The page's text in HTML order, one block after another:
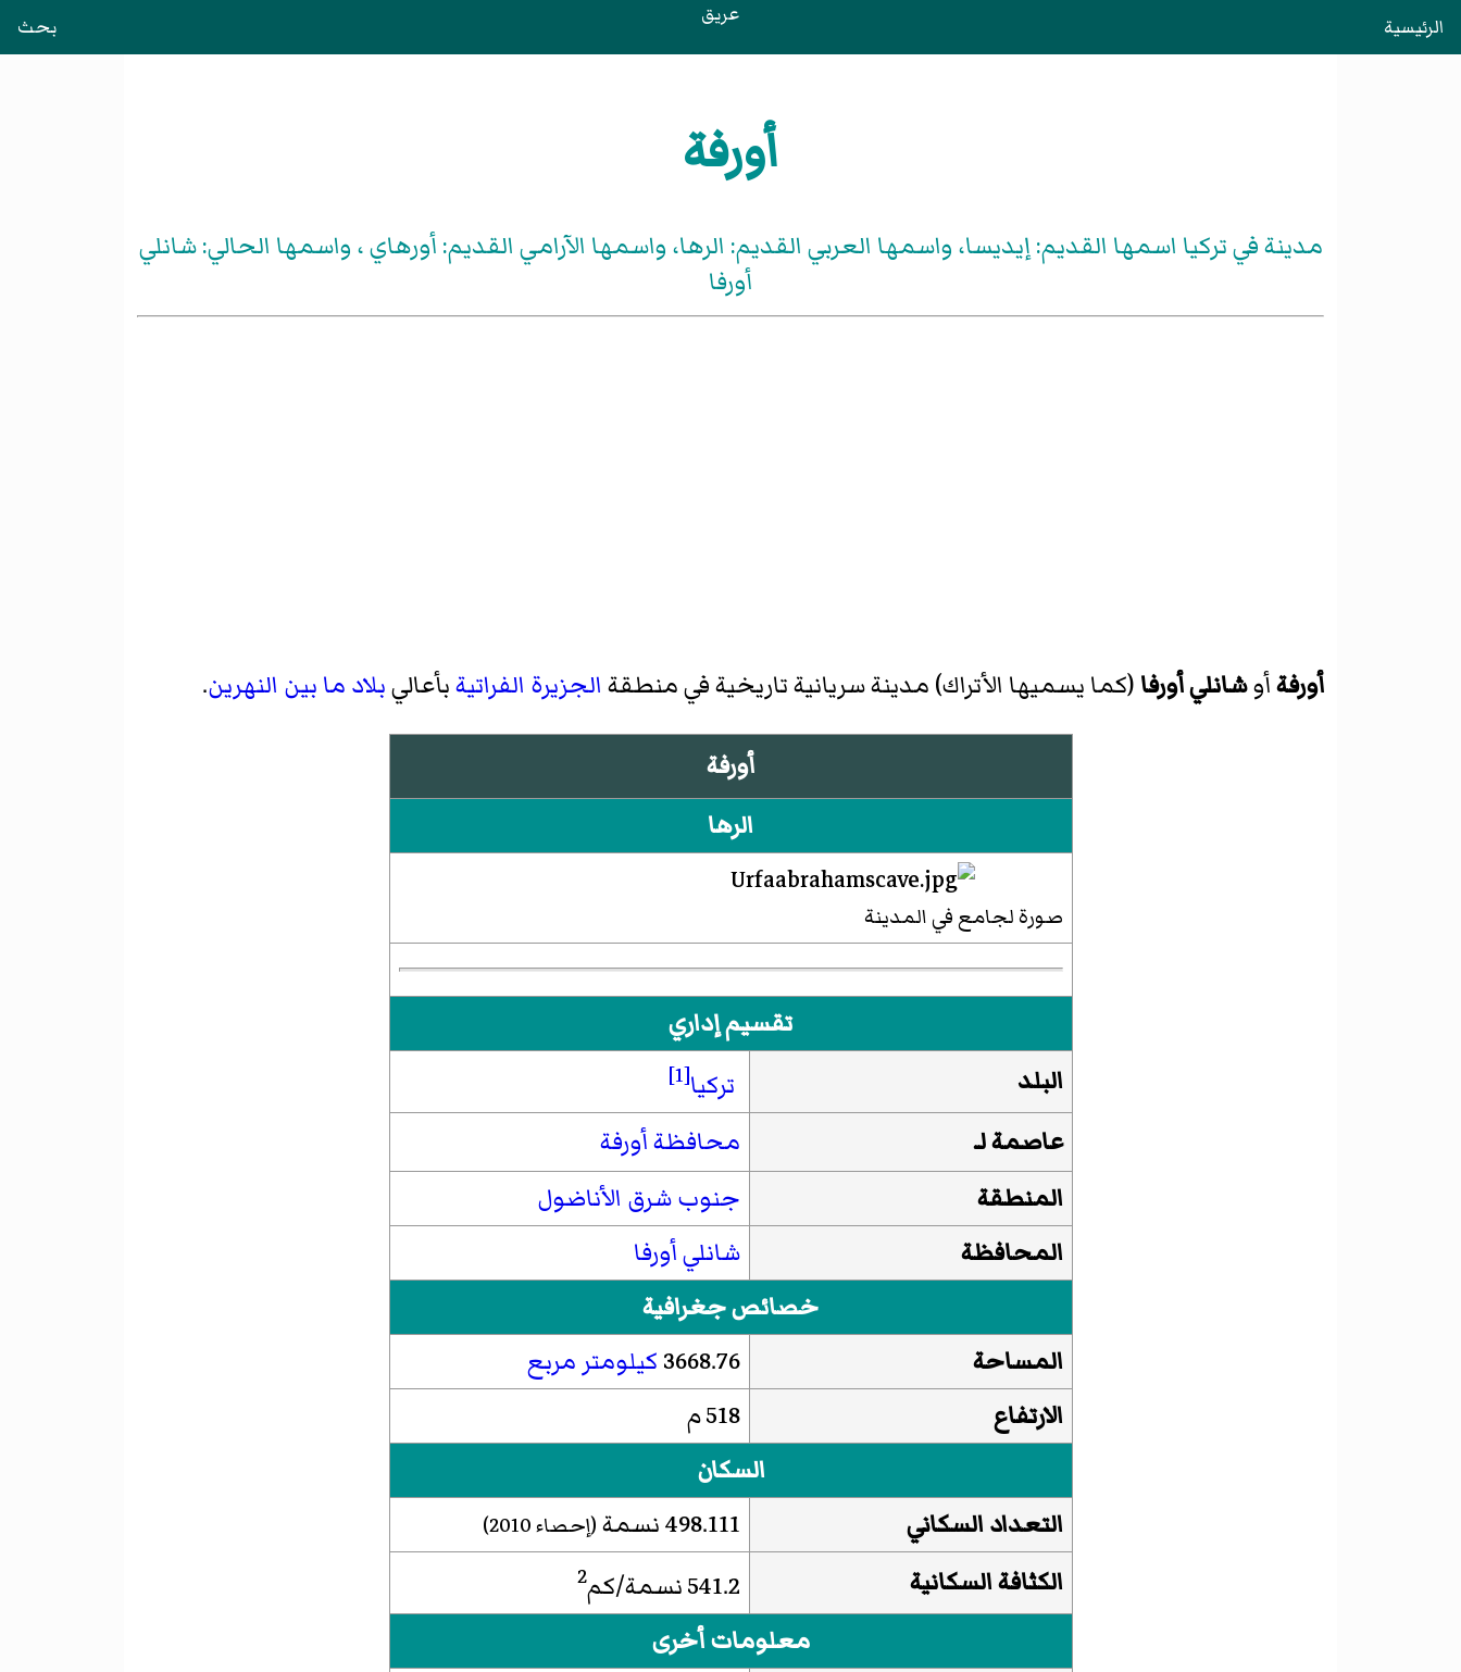
الرئيسية عريق بحث
أورفة
مدينة في تركيا اسمها القديم: إيديسا، واسمها العربي القديم: الرها، واسمها الآرامي القديم: أورهاي ، واسمها الحالي: شانلي
أورفا
أورفةأوشانلي أورفا (كما يسميها الأتراك) مدينة سريانية تاريخية في منطقة الجزيرة الفراتيةبأعاليبلاد ما بين النهرين.
أورفة
الرها
صورة لجامع في المدينة
تقسيم إداري
البلد
تركيا[1]
عاصمة لـ
محافظة أورفة
المنطقة
جنوب شرق الأناضول
المحافظة
شانلي أورفا
خصائص جغرافية
المساحة
3668.76 كيلومتر مربع
الارتفاع
518 م
السكان
التعداد السكاني
498.111 نسمة (إحصاء 2010)
الكثافة السكانية 541.2 نسمة/كم 2
معلومات أخرى